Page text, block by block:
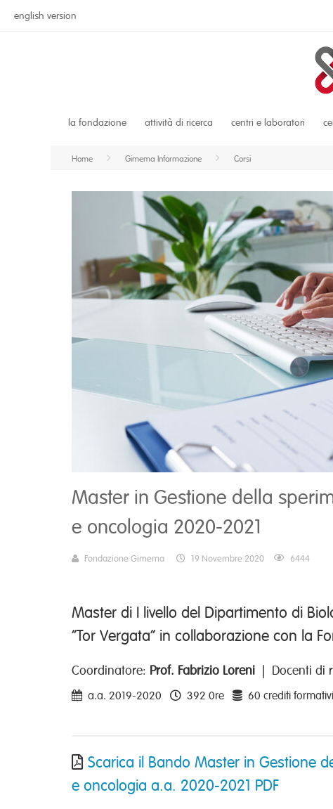
english version
la fondazione attività di ricerca centri e laboratori
Home Gimema Informazione Corsi
Master in Gestione della
e oncologia 2020-2021
Fondazione Gimema 19 Novembre 2020 6444
Master di I livello del Dipartimento di
“Tor Vergata” in collaborazione con la
Coordinatore: Prof. Fabrizio Loreni | Docenti di
a.a. 2019-2020 392 0re 60 crediti formativi
Scarica il Bando Master in Gestione
e oncologia a.a. 2020-2021 PDF